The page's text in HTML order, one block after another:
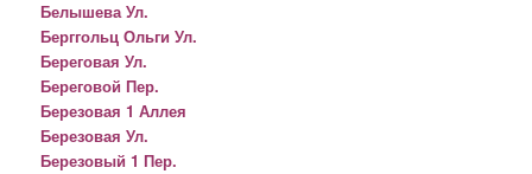
Белышева Ул.
Берггольц Ольги Ул.
Береговая Ул.
Береговой Пер.
Березовая 1 Аллея
Березовая Ул.
Березовый 1 Пер.